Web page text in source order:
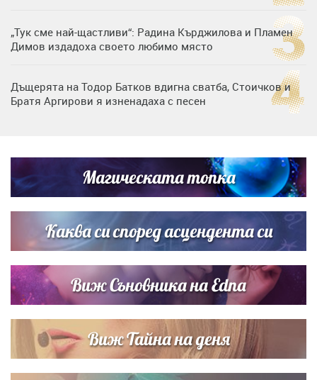
„Тук сме най-щастливи“: Радина Кърджилова и Пламен
Димов издадоха своето любимо място
Дъщерята на Тодор Батков вдигна сватба, Стоичков и
Братя Аргирови я изненадаха с песен
Списъкът е ясен: Джей Ло и Риана във ВИП гостите на
сватбата на Роналдо
Магическата топка
Каква си според асцендента си
Виж Съновника на Edna
Виж Тайна на деня